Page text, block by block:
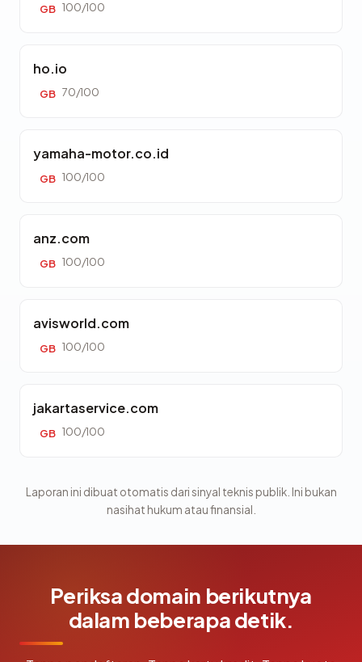
GB 100/100
ho.io
GB 70/100
yamaha-motor.co.id
GB 100/100
anz.com
GB 100/100
avisworld.com
GB 100/100
jakartaservice.com
GB 100/100
Laporan ini dibuat otomatis dari sinyal teknis publik. Ini bukan
nasihat hukum atau finansial.
Periksa domain berikutnya
dalam beberapa detik.